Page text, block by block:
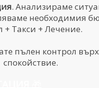
. Анализираме
необходимия
+ Такси + Лечение.
пълен контрол
спокойствие.